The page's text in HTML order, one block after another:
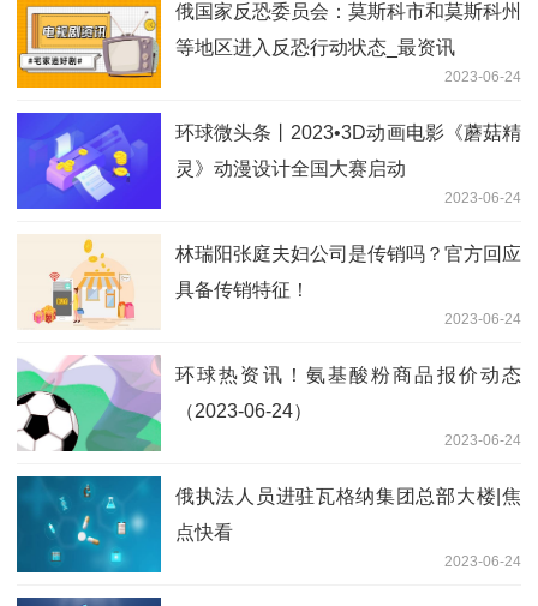
俄国家反恐委员会：莫斯科市和莫斯科州
等地区进入反恐行动状态_最资讯
2023-06-24
环球微头条丨2023•3D动画电影《蘑菇精
灵》动漫设计全国大赛启动
2023-06-24
林瑞阳张庭夫妇公司是传销吗？官方回应
具备传销特征！
2023-06-24
环球热资讯！氨基酸粉商品报价动态
（2023-06-24）
2023-06-24
俄执法人员进驻瓦格纳集团总部大楼|焦
点快看
2023-06-24